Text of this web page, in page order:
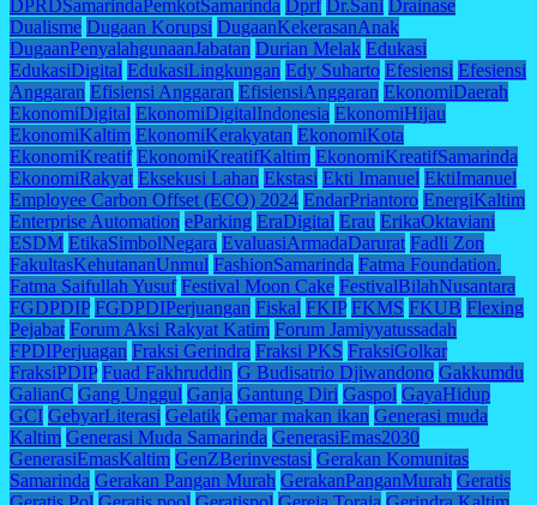
DPRDSamarindaPemkotSamarinda Dprf Dr.Sani Drainase
Dualisme Dugaan Korupsi DugaanKekerasanAnak
DugaanPenyalahgunaanJabatan Durian Melak Edukasi
EdukasiDigital EdukasiLingkungan Edy Suharto Efesiensi Efesiensi
Anggaran Efisiensi Anggaran EfisiensiAnggaran EkonomiDaerah
EkonomiDigital EkonomiDigitalIndonesia EkonomiHijau
EkonomiKaltim EkonomiKerakyatan EkonomiKota
EkonomiKreatif EkonomiKreatifKaltim EkonomiKreatifSamarinda
EkonomiRakyat Eksekusi Lahan Ekstasi Ekti Imanuel EktiImanuel
Employee Carbon Offset (ECO) 2024 EndarPriantoro EnergiKaltim
Enterprise Automation eParking EraDigital Erau ErikaOktaviani
ESDM EtikaSimbolNegara EvaluasiArmadaDarurat Fadli Zon
FakultasKehutananUnmul FashionSamarinda Fatma Foundation.
Fatma Saifullah Yusuf Festival Moon Cake FestivalBilahNusantara
FGDPDIP FGDPDIPerjuangan Fiskal FKIP FKMS FKUB Flexing
Pejabat Forum Aksi Rakyat Katim Forum Jamiyyatussadah
FPDIPerjuagan Fraksi Gerindra Fraksi PKS FraksiGolkar
FraksiPDIP Fuad Fakhruddin G Budisatrio Djiwandono Gakkumdu
GalianC Gang Unggul Ganja Gantung Diri Gaspol GayaHidup
GCI GebyarLiterasi Gelatik Gemar makan ikan Generasi muda
Kaltim Generasi Muda Samarinda GenerasiEmas2030
GenerasiEmasKaltim GenZBerinvestasi Gerakan Komunitas
Samarinda Gerakan Pangan Murah GerakanPanganMurah Geratis